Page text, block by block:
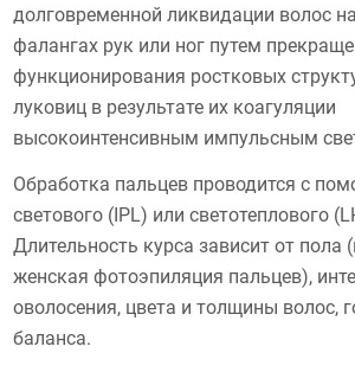
долговременной ликвидации волос
фалангах рук или ног путем
функционирования ростковых
луковиц в результате их коагуляции
высокоинтенсивным импульсным
Обработка пальцев проводится с
светового (IPL) или светотеплового
Длительность курса зависит от пола
женская фотоэпиляция пальцев),
оволосения, цвета и толщины волос,
баланса.